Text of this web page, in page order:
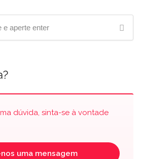
dúvida, sinta-se à vontade
uma mensagem